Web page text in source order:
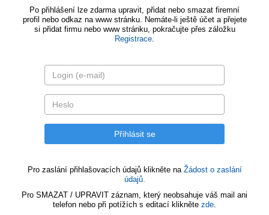
Po přihlášení lze zdarma upravit, přidat nebo smazat firemní
profil nebo odkaz na www stránku. Nemáte-li ještě účet a přejete
si přidat firmu nebo www stránku, pokračujte přes záložku
Registrace.
Pro zaslání přihlašovacích údajů klikněte na Žádost o zaslání
údajů.
Pro SMAZAT / UPRAVIT záznam, který neobsahuje váš mail ani
telefon nebo při potížích s editací klikněte zde.